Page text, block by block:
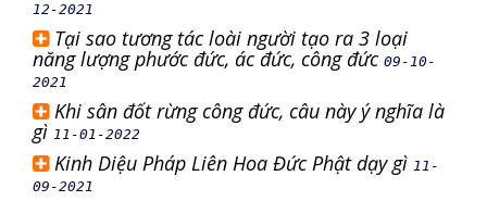
12-2021
Tại sao tương tác loài người tạo ra 3 loại
năng lượng phước đức, ác đức, công đức 09-10-
2021
Khi sân đốt rừng công đức, câu này ý nghĩa là
gì 11-01-2022
Kinh Diệu Pháp Liên Hoa Đức Phật dạy gì 11-
09-2021